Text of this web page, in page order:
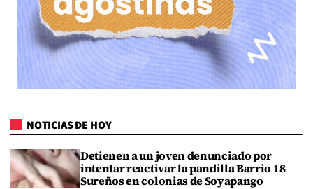
NOTICIAS DE HOY
Detienen a un joven denunciado por
intentar reactivar la pandilla Barrio 18
Sureños en colonias de Soyapango